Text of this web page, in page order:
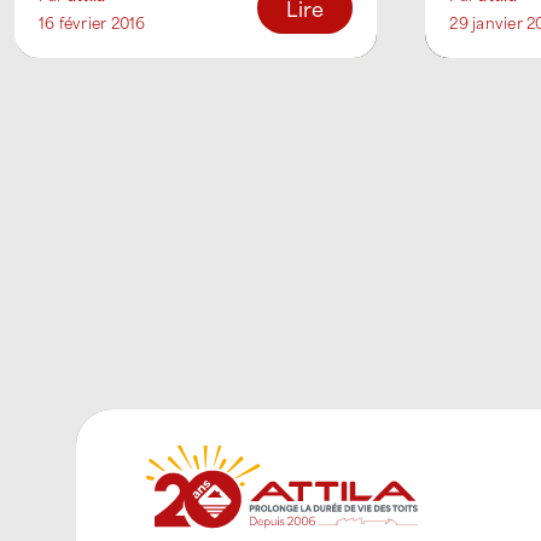
16 février 2016
Lire
29 janvier